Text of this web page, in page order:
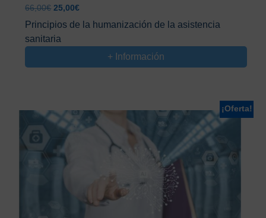
66,00€ El
precio
original
era:
25,00€El
precio
actual
Principios de la humanización de la asistencia
sanitaria
+ Información
¡Oferta!